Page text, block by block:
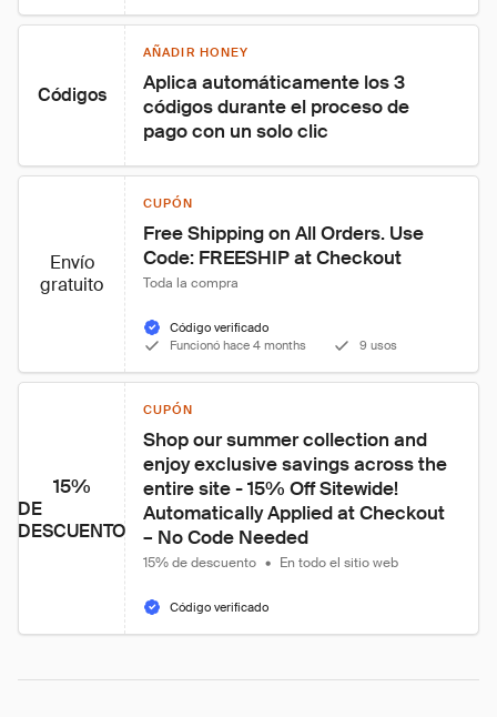
Códigos
AÑADIR HONEY
Aplica automáticamente los 3
códigos durante el proceso de
pago con un solo clic
Envío
gratuito
CUPÓN
Free Shipping on All Orders. Use
Code: FREESHIP at Checkout
Toda la compra
Código verificado
Funcionó hace 4 months
9 usos
15%
DE
DESCUENTO
CUPÓN
Shop our summer collection and
enjoy exclusive savings across the
entire site - 15% Off Sitewide!
Automatically Applied at Checkout
– No Code Needed
15% de descuento • En todo el sitio web
Código verificado